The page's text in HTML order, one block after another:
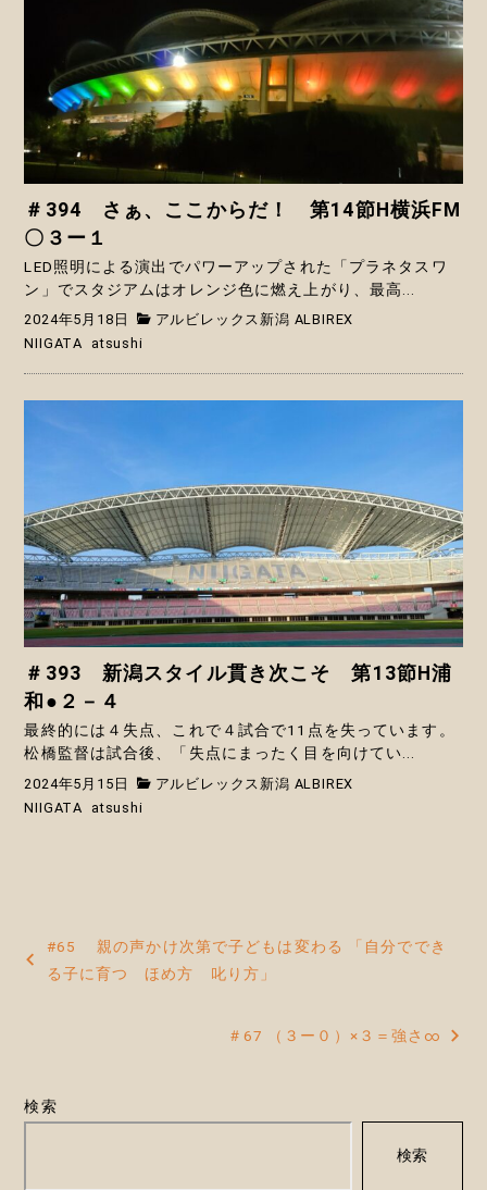
＃394 さぁ、ここからだ！ 第14節H横浜FM
〇３ー１
LED照明による演出でパワーアップされた「プラネタスワ
ン」でスタジアムはオレンジ色に燃え上がり、最高...
2024年5月18日
アルビレックス新潟 ALBIREX
NIIGATA
atsushi
＃393 新潟スタイル貫き次こそ 第13節H浦
和●２－４
最終的には４失点、これで４試合で11点を失っています。
松橋監督は試合後、「失点にまったく目を向けてい...
2024年5月15日
アルビレックス新潟 ALBIREX
NIIGATA
atsushi
稿
ゲ
#65 親の声かけ次第で子どもは変わる 「自分ででき
る子に育つ ほめ方 叱り方」
＃67 （３ー０）×３＝強さ∞
検索
検索